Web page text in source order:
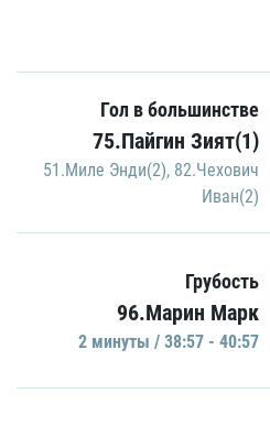
Гол в большинстве
75.Пайгин Зият(1)
51.Миле Энди(2), 82.Чехович
Иван(2)
Грубость
96.Марин Марк
2 минуты / 38:57 - 40:57